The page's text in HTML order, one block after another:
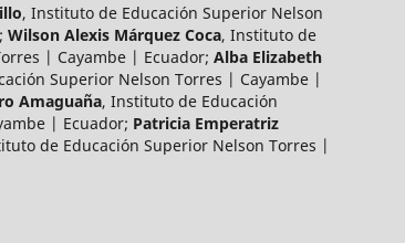
, Instituto de Educación Superior Nelson
; Wilson Alexis Márquez Coca, Instituto de
| Cayambe | Ecuador; Alba Elizabeth
Superior Nelson Torres | Cayambe |
Amaguaña, Instituto de Educación
| Ecuador; Patricia Emperatriz
de Educación Superior Nelson Torres |